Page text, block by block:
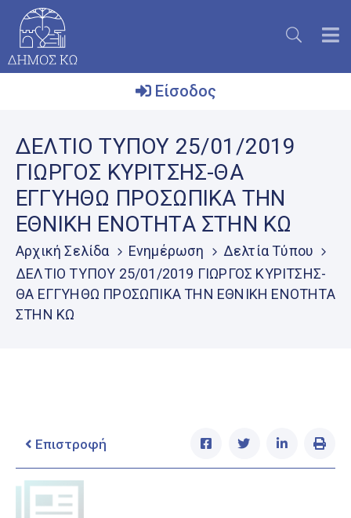
Δήμος
Το
Νησί
Ενημέρωση
Επικοινωνία
Μητρώο
Εθελοντών
Είσοδος
ΔΕΛΤΙΟ ΤΥΠΟΥ 25/01/2019
ΓΙΩΡΓΟΣ ΚΥΡΙΤΣΗΣ-ΘΑ
ΕΓΓΥΗΘΩ ΠΡΟΣΩΠΙΚΑ ΤΗΝ
ΕΘΝΙΚΗ ΕΝΟΤΗΤΑ ΣΤΗΝ ΚΩ
Αρχική Σελίδα Ενημέρωση
Δελτία Τύπου
ΔΕΛΤΙΟ ΤΥΠΟΥ 25/01/2019 ΓΙΩΡΓΟΣ ΚΥΡΙΤΣΗΣ-
ΘΑ ΕΓΓΥΗΘΩ ΠΡΟΣΩΠΙΚΑ ΤΗΝ ΕΘΝΙΚΗ ΕΝΟΤΗΤΑ
ΣΤΗΝ ΚΩ
Επιστροφή